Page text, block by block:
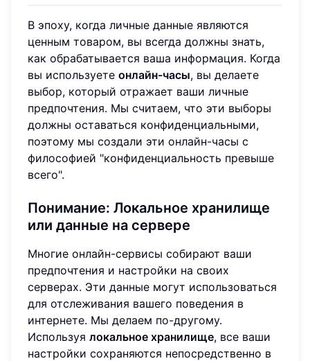
В эпоху, когда личные данные являются
ценным товаром, вы всегда должны знать,
как обрабатывается ваша информация. Когда
вы используете онлайн-часы, вы делаете
выбор, который отражает ваши личные
предпочтения. Мы считаем, что эти выборы
должны оставаться конфиденциальными,
поэтому мы создали эти онлайн-часы с
философией "конфиденциальность превыше
всего".
Понимание: Локальное хранилище
или данные на сервере
Многие онлайн-сервисы собирают ваши
предпочтения и настройки на своих
серверах. Эти данные могут использоваться
для отслеживания вашего поведения в
интернете. Мы делаем по-другому.
Используя локальное хранилище, все ваши
настройки сохраняются непосредственно в